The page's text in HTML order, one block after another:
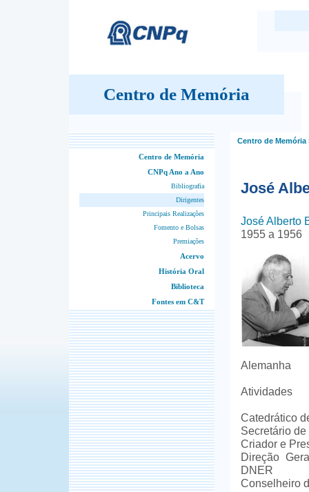
Centro de Memória
Centro de Memória
CNPq Ano a Ano
Bibliografia
Dirigentes
Principais Realizações
Fomento e Bolsas
Premiações
Acervo
História Oral
Biblioteca
Fontes em C&T
Centro de Memória
José
José Alberto
1955 a 1956
Alemanha
Atividades
Catedrático
Secretário
Criador e
Direção
DNER
Conselheiro